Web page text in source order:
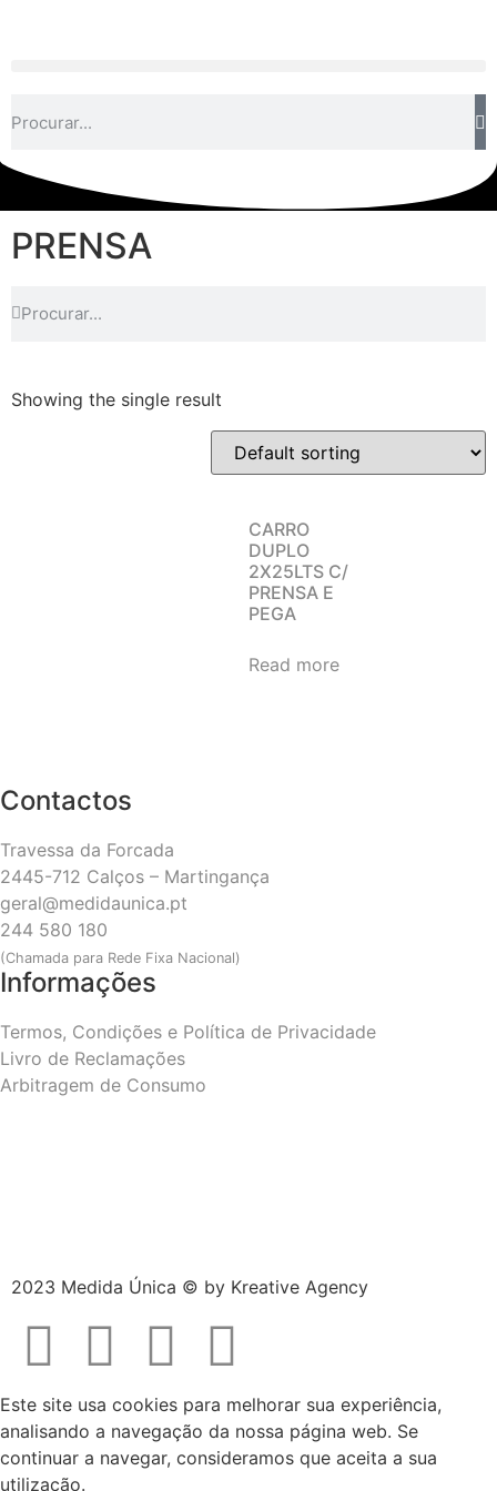
PRENSA
Showing the single result
CARRO
DUPLO
2X25LTS C/
PRENSA E
PEGA
Read more
Contactos
Travessa da Forcada
2445-712 Calços – Martingança
geral@medidaunica.pt
244 580 180
(Chamada para Rede Fixa Nacional)
Informações
Termos, Condições e Política de Privacidade
Livro de Reclamações
Arbitragem de Consumo
2023 Medida Única © by Kreative Agency
Este site usa cookies para melhorar sua experiência,
analisando a navegação da nossa página web. Se
continuar a navegar, consideramos que aceita a sua
utilização.